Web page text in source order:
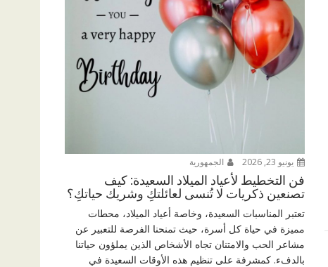
يونيو 23, 2026 الجمهورية
فن التخطيط لأعياد الميلاد السعيدة: كيف
تصنعين ذكريات لا تُنسى لعائلتكِ وشريك حياتكِ؟
تعتبر المناسبات السعيدة، وخاصة أعياد الميلاد، محطات
مميزة في حياة كل أسرة، حيث تمنحنا الفرصة للتعبير عن
مشاعر الحب والامتنان تجاه الأشخاص الذين يملؤون حياتنا
بالدفء. كمشرفة على تنظيم هذه الأوقات السعيدة في